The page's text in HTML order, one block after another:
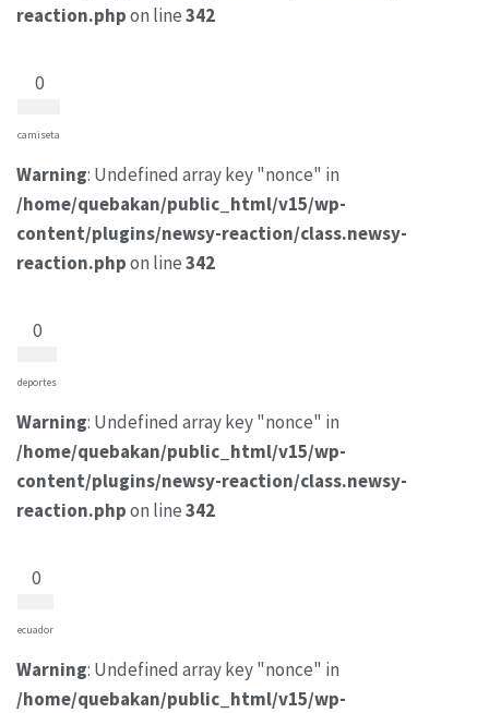
reaction.phpon line342
0
camiseta
Warning: Undefined array key "nonce" in
/home/quebakan/public_html/v15/wp-
content/plugins/newsy-reaction/class.newsy-
reaction.phpon line342
0
deportes
Warning: Undefined array key "nonce" in
/home/quebakan/public_html/v15/wp-
content/plugins/newsy-reaction/class.newsy-
reaction.phpon line342
0
ecuador
Warning: Undefined array key "nonce" in
/home/quebakan/public_html/v15/wp-